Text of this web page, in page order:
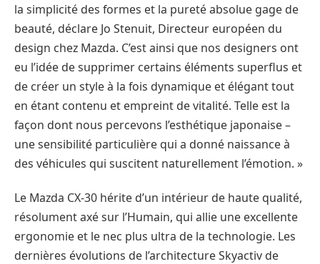
la simplicité des formes et la pureté absolue gage de
beauté, déclare Jo Stenuit, Directeur européen du
design chez Mazda. C’est ainsi que nos designers ont
eu l’idée de supprimer certains éléments superflus et
de créer un style à la fois dynamique et élégant tout
en étant contenu et empreint de vitalité. Telle est la
façon dont nous percevons l’esthétique japonaise –
une sensibilité particulière qui a donné naissance à
des véhicules qui suscitent naturellement l’émotion. »
Le Mazda CX-30 hérite d’un intérieur de haute qualité,
résolument axé sur l’Humain, qui allie une excellente
ergonomie et le nec plus ultra de la technologie. Les
dernières évolutions de l’architecture Skyactiv de